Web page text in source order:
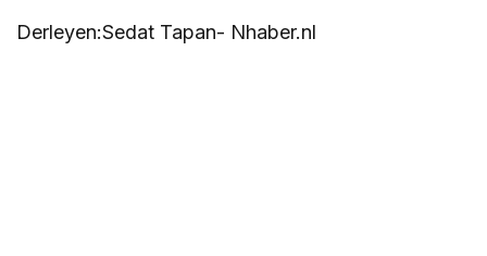
Derleyen:Sedat Tapan- Nhaber.nl